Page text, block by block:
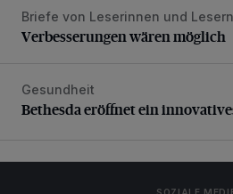
Verbesserungen wären möglich
Briefe von Leserinnen und Lesern
Verbesserungen wären möglich
Bethesda eröffnet ein
Gesundheit
Bethesda eröffnet ein